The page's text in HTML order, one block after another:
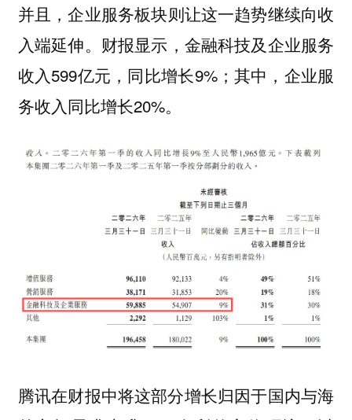
并且，企业服务板块则让这一趋势继续向收
入端延伸。 财报显示，金融科技及企业服务
收入599亿元，同比增长9%；其中，企业服
务收入同比增长20%。
腾讯在财报中将这部分增长归因于国内与海